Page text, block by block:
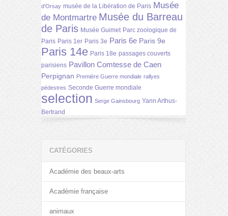
d'Orsay musée de la Libération de Paris Musée
de Montmartre Musée du Barreau
de Paris Musée Guimet Parc zoologique de
Paris Paris 1er Paris 3e Paris 6e Paris 9e
Paris 14e Paris 18e passages couverts
parisiens Pavillon Comtesse de Caen
Perpignan Première Guerre mondiale rallyes
pédestres Seconde Guerre mondiale
selection Serge Gainsbourg Yann Arthus-
Bertrand
CATÉGORIES
Académie des beaux-arts
Académie française
animaux